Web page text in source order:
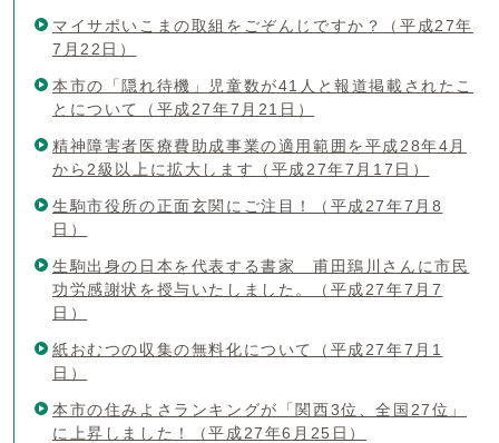
マイサポいこまの取組をごぞんじですか？（平成27年
7月22日）
本市の「隠れ待機」児童数が41人と報道掲載されたこ
とについて（平成27年7月21日）
精神障害者医療費助成事業の適用範囲を平成28年4月
から2級以上に拡大します（平成27年7月17日）
生駒市役所の正面玄関にご注目！（平成27年7月8
日）
生駒出身の日本を代表する書家 甫田鵄川さんに市民
功労感謝状を授与いたしました。（平成27年7月7
日）
紙おむつの収集の無料化について（平成27年7月1
日）
本市の住みよさランキングが「関西3位、全国27位」
に上昇しました！（平成27年6月25日）